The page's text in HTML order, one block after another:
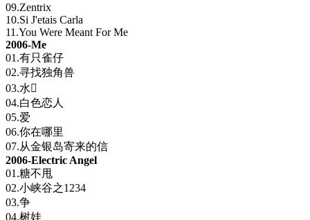
09.Zentrix
10.Si J'etais Carla
11.You Were Meant For Me
2006-Me
01.有只雀仔
02.寻找独角兽
03.水
04.白色恋人
05.爱
06.你在哪里
07.从金银岛寄来的信
2006-Electric Angel
01.糖不甩
02.小峡谷之1234
03.争
04.树娃